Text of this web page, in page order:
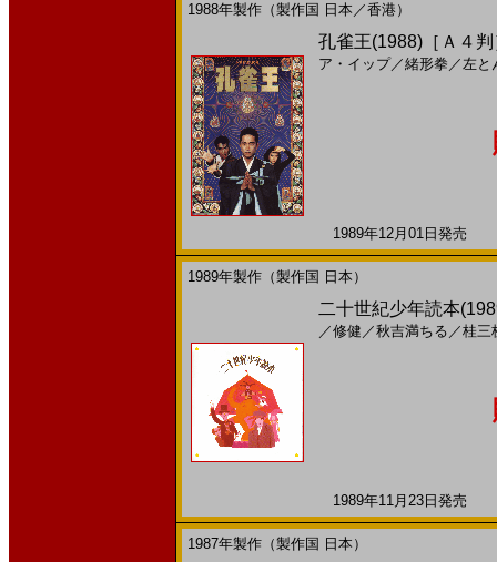
1988年製作（製作国 日本／香港）
孔雀王(1988)［Ａ４判
ア・イップ／緒形拳 ／左と
1989年12月01日発売
1989年製作（製作国 日本）
二十世紀少年読本
／修健 ／秋吉満ちる ／桂三
1989年11月23日発売
1987年製作（製作国 日本）